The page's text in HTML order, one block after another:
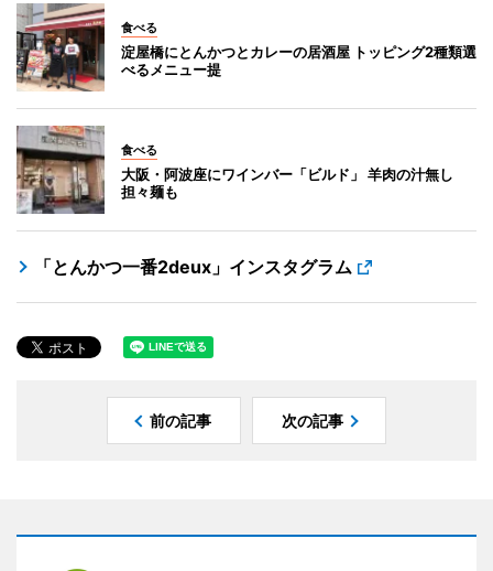
食べる
淀屋橋にとんかつとカレーの居酒屋 トッピング2種類選
べるメニュー提
食べる
大阪・阿波座にワインバー「ビルド」 羊肉の汁無し
担々麺も
「とんかつ一番2deux」インスタグラム
前の記事 次の記事